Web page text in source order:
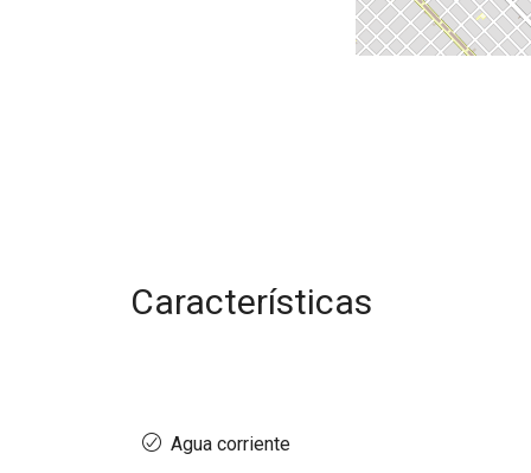
Características
Agua corriente